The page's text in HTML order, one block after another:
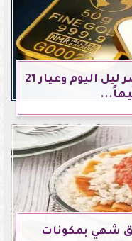
الذهب يواصل الصعود في مصر ليل اليوم وعيار 21
شهي بمكونات